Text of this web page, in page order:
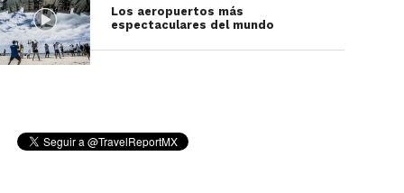
Los aeropuertos más
espectaculares del mundo